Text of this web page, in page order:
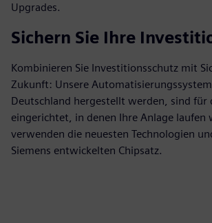
Upgrades.
Sichern Sie Ihre
Kombinieren Sie Investitionsschutz mit
Zukunft: Unsere
Deutschland hergestellt werden, sind für
eingerichtet, in denen Ihre Anlage laufen
verwenden die neuesten Technologien
Siemens entwickelten Chipsatz.